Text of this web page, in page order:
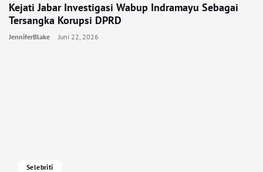
Kejati Jabar Investigasi Wabup Indramayu Sebagai
Tersangka Korupsi DPRD
JenniferBlake Juni 22, 2026
Selebriti